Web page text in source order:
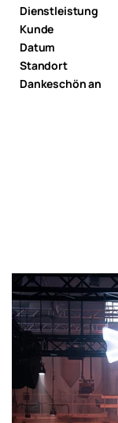
Dienstleistung
Kunde
Datum
Standort
Dankeschön an